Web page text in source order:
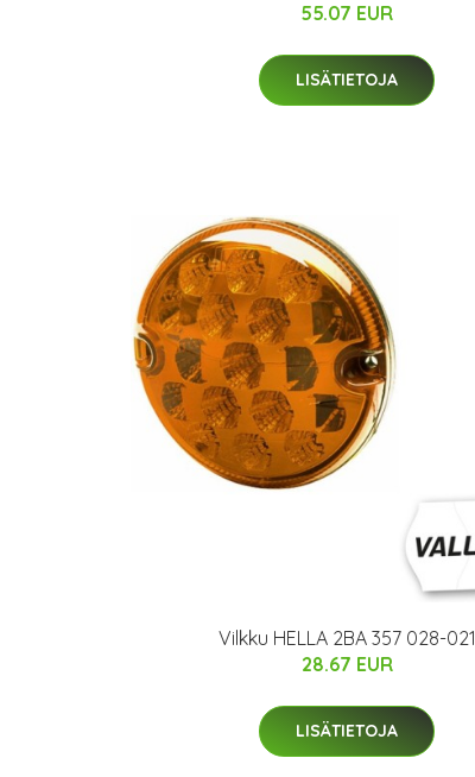
55.07 EUR
LISÄTIETOJA
Vilkku HELLA 2BA 357 028-021
28.67 EUR
LISÄTIETOJA